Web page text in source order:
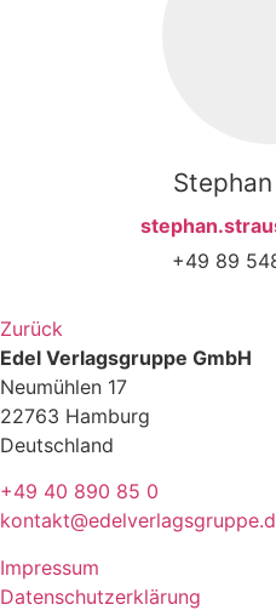
+49 89
Zurück
Edel Verlagsgruppe GmbH
Neumühlen 17
22763 Hamburg
Deutschland
+49 40 890 85 0
Impressum
Datenschutzerklärung